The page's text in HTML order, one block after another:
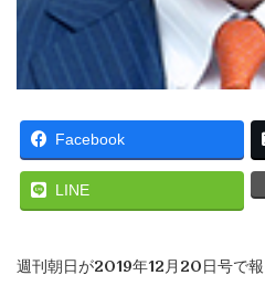
Facebook
LINE
週刊朝日が2019年12月20日号で